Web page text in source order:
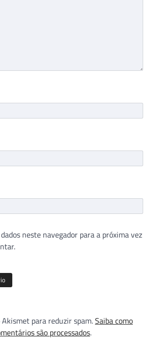
neste navegador para a próxima vez
para reduzir spam.Saiba como
são processados.